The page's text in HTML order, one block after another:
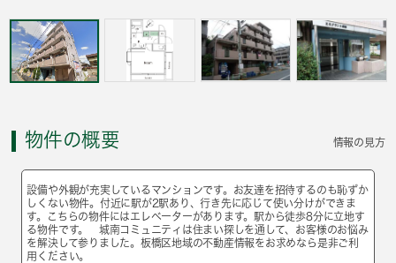
物件の概要 情報の見方
設備や外観が充実しているマンションです。お友達を招待するのも恥ずか
しくない物件。付近に駅が2駅あり、行き先に応じて使い分けができま
す。こちらの物件にはエレベーターがあります。駅から徒歩8分に立地す
る物件です。 城南コミュニティは住まい探しを通して、お客様のお悩み
を解決して参りました。板橋区地域の不動産情報をお求めなら是非ご利
用ください。